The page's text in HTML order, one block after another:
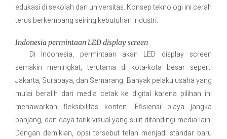
edukasi di sekolah dan universitas. Konsep teknologi ini cerah
terus berkembang seiring kebutuhan industri.
Indonesia permintaan LED display screen
Di Indonesia, permintaan akan LED display screen
semakin meningkat, terutama di kota-kota besar seperti
Jakarta, Surabaya, dan Semarang. Banyak pelaku usaha yang
mulai beralih dari media cetak ke digital karena pilihan ini
menawarkan fleksibilitas konten. Efisiensi biaya jangka
panjang, dan daya tarik visual yang sulit ditandingi media lain.
Dengan demikian, opsi tersebut telah menjadi standar baru